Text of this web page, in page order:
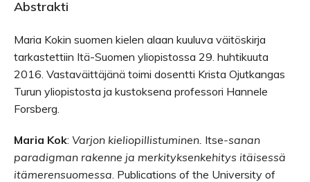
Abstrakti
Maria Kokin suomen kielen alaan kuuluva väitöskirja
tarkastettiin Itä-Suomen yliopistossa 29. huhtikuuta
2016. Vastaväittäjänä toimi dosentti Krista Ojutkangas
Turun yliopistosta ja kustoksena professori Hannele
Forsberg.
Maria Kok: Varjon kieliopillistuminen. Itse-­sanan
paradigman rakenne ja merkityksenkehitys itäisessä
itämerensuomessa. Publications of the University of